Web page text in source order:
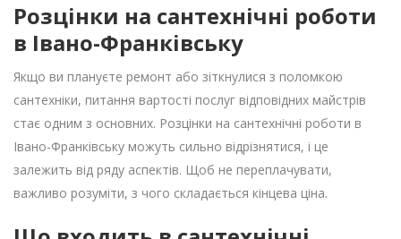
Розцінки на сантехнічні роботи
в Івано-Франківську
Якщо ви плануєте ремонт або зіткнулися з поломкою
сантехніки, питання вартості послуг відповідних майстрів
стає одним з основних. Розцінки на сантехнічні роботи в
Івано-Франківську можуть сильно відрізнятися, і це
залежить від ряду аспектів. Щоб не переплачувати,
важливо розуміти, з чого складається кінцева ціна.